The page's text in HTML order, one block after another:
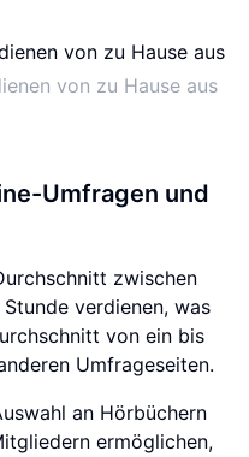
von zu Hause aus
Umfragen und
zwischen
verdienen, was
von ein bis
Umfrageseiten.
an Hörbüchern
ermöglichen,